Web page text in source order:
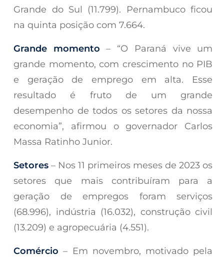
Grande do Sul (11.799). Pernambuco ficou
na quinta posição com 7.664.
Grande momento– “O Paraná vive um
grande momento, com crescimento no PIB
e geração de emprego em alta. Esse
resultado é fruto de um grande
desempenho de todos os setores da nossa
economia”, afirmou o governador Carlos
Massa Ratinho Junior.
Setores – Nos 11 primeiros meses de 2023 os
setores que mais contribuíram para a
geração de empregos foram serviços
(68.996), indústria (16.032), construção civil
(13.209) e agropecuária (4.551).
Comércio – Em novembro, motivado pela